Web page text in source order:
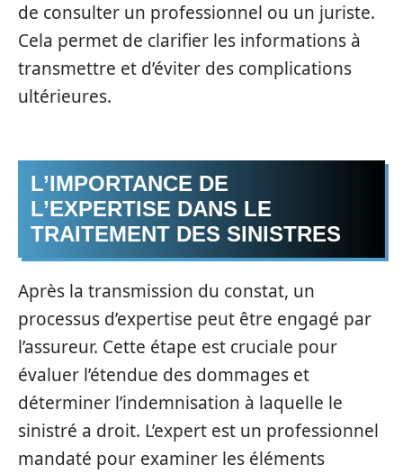
de consulter un professionnel ou un juriste.
Cela permet de clarifier les informations à
transmettre et d’éviter des complications
ultérieures.
L’IMPORTANCE DE
L’EXPERTISE DANS LE
TRAITEMENT DES SINISTRES
Après la transmission du constat, un
processus d’expertise peut être engagé par
l’assureur. Cette étape est cruciale pour
évaluer l’étendue des dommages et
déterminer l’indemnisation à laquelle le
sinistré a droit. L’expert est un professionnel
mandaté pour examiner les éléments